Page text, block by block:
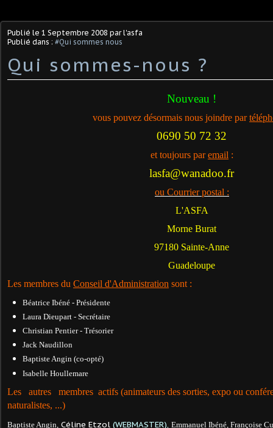
Publié le 1 Septembre 2008 par l'asfa
Publié dans : #Qui sommes nous
Qui sommes-nous ?
Nouveau !
vous pouvez désormais nous joindre par
0690 50 72 32
et toujours paremail :
lasfa@wanadoo.fr
ou Courrier postal :
L'ASFA
Morne Burat
97180 Sainte-Anne
Guadeloupe
Les membres du Conseil d'Administration sont :
Béatrice Ibéné - Présidente
Laura Dieupart - Secrétaire
Christian Pentier - Trésorier
Jack Naudillon
Baptiste Angin (co-opté)
Isabelle Houllemare
Les autres membres actifs (animateurs des sorties, expo ou
naturalistes, ...)
Baptiste Angin, Céline Etzol (WEBMASTER), Emmanuel Ibéné, Françoise